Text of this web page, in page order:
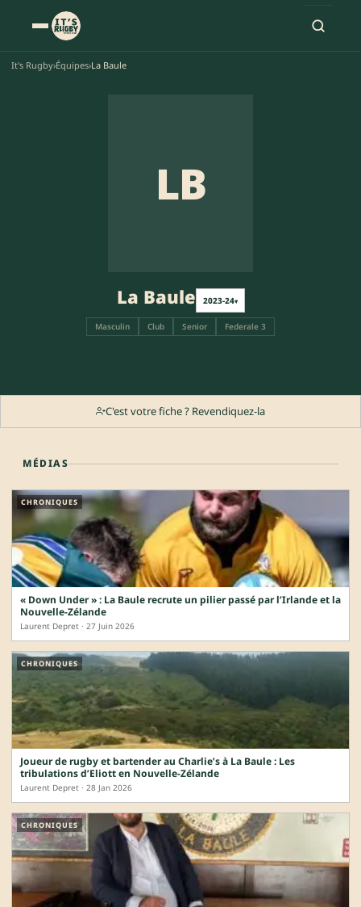
It's Rugby›Équipes›La Baule
LB
La Baule 2023-24▾
Masculin Club Senior Federale 3
C'est votre fiche ? Revendiquez-la
MÉDIAS
CHRONIQUES
« Down Under » : La Baule recrute un pilier passé par l’Irlande et la
Nouvelle-Zélande
Laurent Depret · 27 Juin 2026
CHRONIQUES
Joueur de rugby et bartender au Charlie’s à La Baule : Les
tribulations d’Eliott en Nouvelle-Zélande
Laurent Depret · 28 Jan 2026
CHRONIQUES